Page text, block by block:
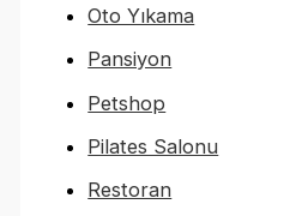
Oto Yıkama
Pansiyon
Petshop
Pilates Salonu
Restoran